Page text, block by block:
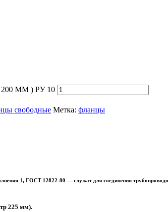
ММ ) РУ 10
свободные Метка: фланцы
1, ГОСТ 12822-80 — служат для соединения
225 мм).